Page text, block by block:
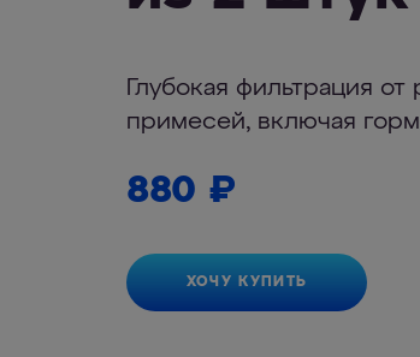
Глубокая фильтрация
примесей, включая
880 ₽
ХОЧУ КУПИТЬ